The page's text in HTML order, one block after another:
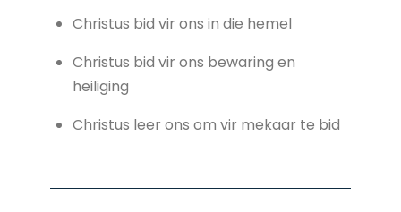
Christus bid vir ons in die hemel
Christus bid vir ons bewaring en
heiliging
Christus leer ons om vir mekaar te bid